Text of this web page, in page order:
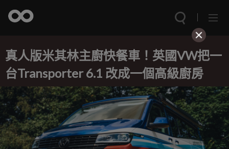
真人版米其林主廚快餐車！英國VW把一
台Transporter 6.1 改成一個高級廚房